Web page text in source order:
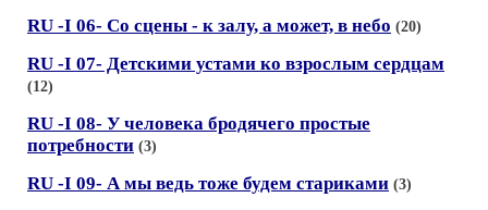
RU -I 06- Со сцены - к залу, а может, в небо (20)
RU -I 07- Детскими устами ко взрослым сердцам
(12)
RU -I 08- У человека бродячего простые
потребности (3)
RU -I 09- А мы ведь тоже будем стариками (3)